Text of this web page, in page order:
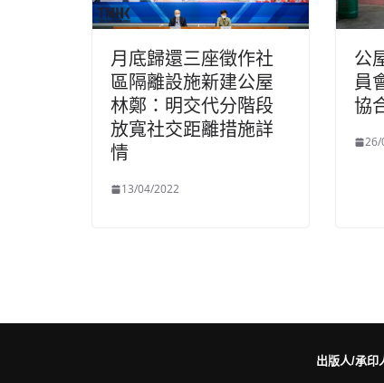
月底歸還三座徵作社
區隔離設施新建公屋
林鄭：明交代分階段
放寬社交距離措施詳
情
13/04/2022
公
員
協
26/
出版人/承